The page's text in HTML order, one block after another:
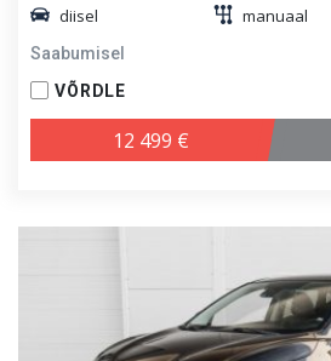
diisel
manuaal
Saabumisel
VÕRDLE
12 499 €